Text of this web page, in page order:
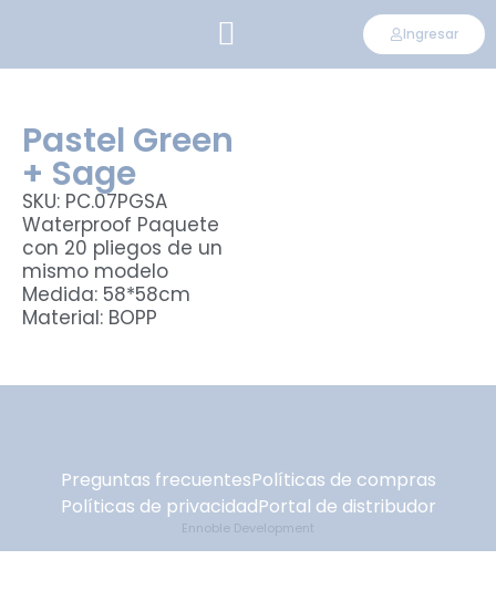
Ingresar
Pastel Green
+ Sage
SKU: PC.07PGSA
Waterproof Paquete
con 20 pliegos de un
mismo modelo
Medida: 58*58cm
Material: BOPP
Preguntas frecuentesPolíticas de compras
Políticas de privacidadPortal de distribudor
Ennoble Development